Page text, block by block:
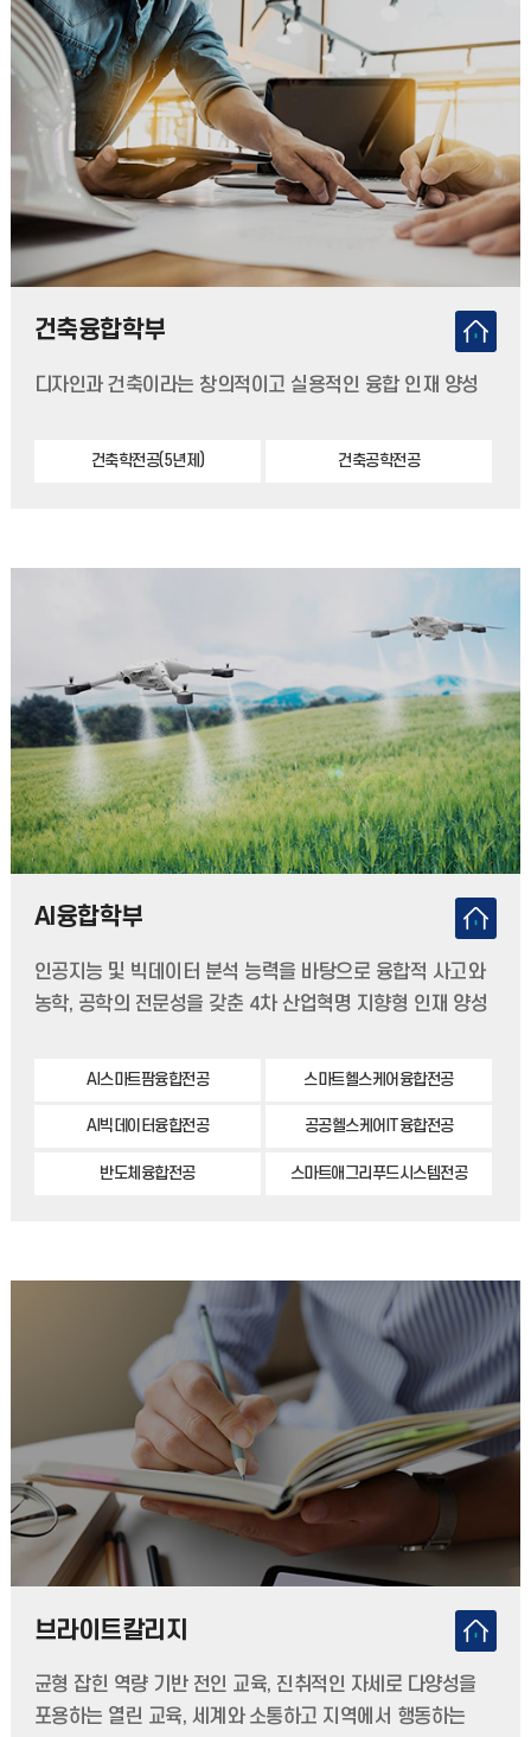
건축융합학부
디자인과 건축이라는 창의적이고 실용적인 융합 인재 양성
건축학전공(5년제) 건축공학전공
AI융합학부
인공지능 및 빅데이터 분석 능력을 바탕으로 융합적 사고와
농학, 공학의 전문성을 갖춘 4차 산업혁명 지향형 인재 양성
AI스마트팜융합전공 스마트헬스케어융합전공
AI빅데이터융합전공 공공헬스케어IT융합전공
반도체융합전공 스마트애그리푸드시스템전공
브라이트칼리지
균형 잡힌 역량 기반 전인 교육, 진취적인 자세로 다양성을
포용하는 열린 교육, 세계와 소통하고 지역에서 행동하는